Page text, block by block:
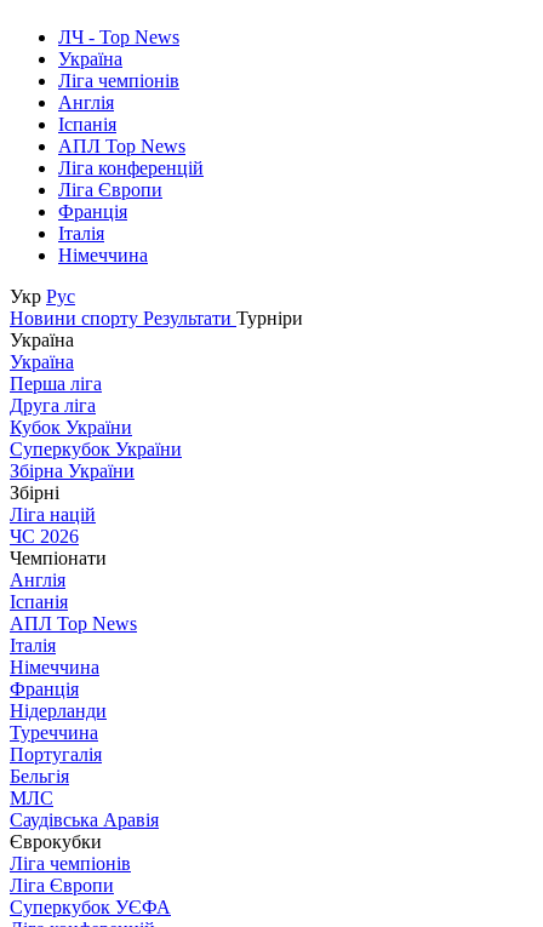
ЛЧ - Top News
Україна
Ліга чемпіонів
Англія
Іспанія
АПЛ Top News
Ліга конференцій
Ліга Європи
Франція
Італія
Німеччина
Укр Рус
Новини спорту Результати Турніри
Україна
Україна
Перша ліга
Друга ліга
Кубок України
Суперкубок України
Збірна України
Збірні
Ліга націй
ЧС 2026
Чемпіонати
Англія
Іспанія
АПЛ Top News
Італія
Німеччина
Франція
Нідерланди
Туреччина
Португалія
Бельгія
МЛС
Саудівська Аравія
Єврокубки
Ліга чемпіонів
Ліга Європи
Суперкубок УЄФА